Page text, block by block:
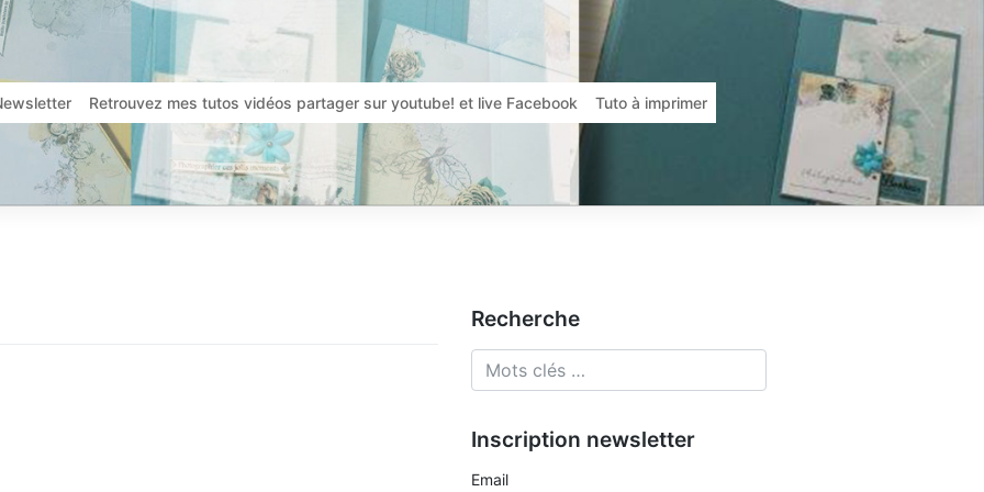
Retrouvez mes tutos vidéos partager sur youtube! et live Facebook Tuto à imprimer
Recherche
Inscription newsletter
Email